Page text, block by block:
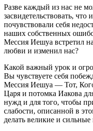
Разве каждый из нас не
засвидетельствовать,
почувствовали себя
наших собственных
Мессия Иешуа встретил
любви и изменил нас?
Какой важный урок и
Вы чувствуете себя
Мессия Иешуа — Тот,
Царя и потомка Иакова
нужд и для того, чтобы
слабости, описанной в
делать великие и